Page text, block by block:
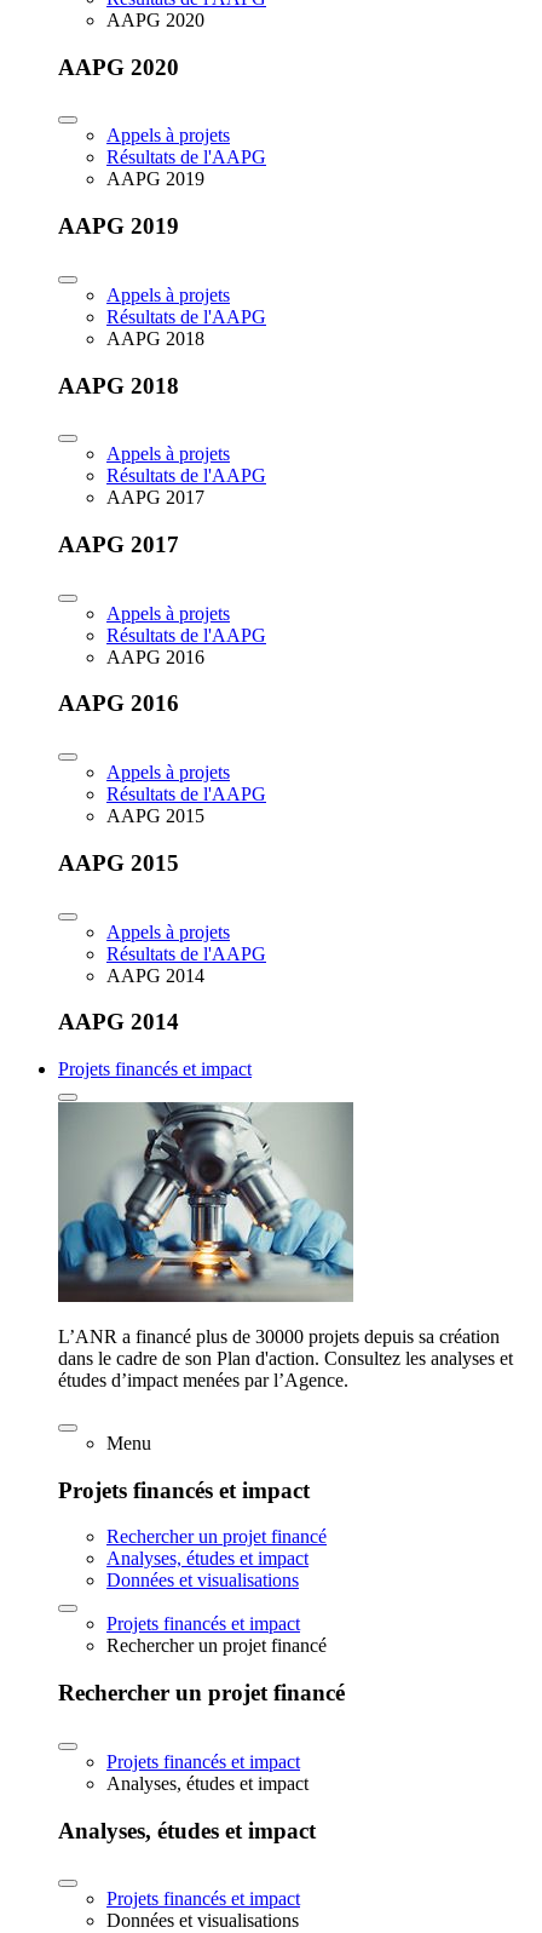
AAPG 2020
AAPG 2020
Appels à projets
Résultats de l'AAPG
AAPG 2019
AAPG 2019
Appels à projets
Résultats de l'AAPG
AAPG 2018
AAPG 2018
Appels à projets
Résultats de l'AAPG
AAPG 2017
AAPG 2017
Appels à projets
Résultats de l'AAPG
AAPG 2016
AAPG 2016
Appels à projets
Résultats de l'AAPG
AAPG 2015
AAPG 2015
Appels à projets
Résultats de l'AAPG
AAPG 2014
AAPG 2014
Projets financés et impact
L’ANR a financé plus de 30000 projets depuis sa création
dans le cadre de son Plan d'action. Consultez les analyses et
études d’impact menées par l’Agence.
Menu
Projets financés et impact
Rechercher un projet financé
Analyses, études et impact
Données et visualisations
Projets financés et impact
Rechercher un projet financé
Rechercher un projet financé
Projets financés et impact
Analyses, études et impact
Analyses, études et impact
Projets financés et impact
Données et visualisations